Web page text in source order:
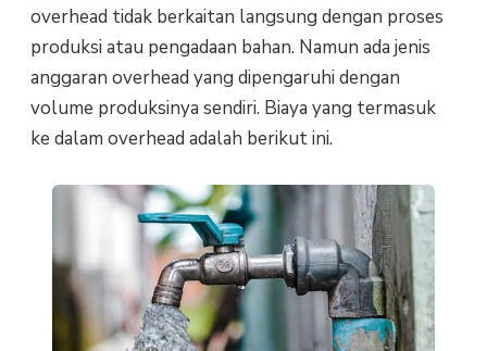
overhead tidak berkaitan langsung dengan proses
produksi atau pengadaan bahan. Namun ada jenis
anggaran overhead yang dipengaruhi dengan
volume produksinya sendiri. Biaya yang termasuk
ke dalam overhead adalah berikut ini.